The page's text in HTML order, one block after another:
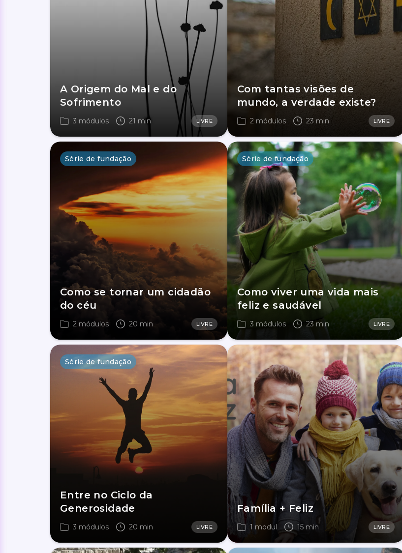
A Origem do Mal e do
Sofrimento
3 módulos 21 min LIVRE
Com tantas visões de
mundo, a verdade existe?
2 módulos 23 min LIVRE
Série de fundação
Como se tornar um cidadão
do céu
2 módulos 20 min LIVRE
Série de fundação
Como viver uma vida mais
feliz e saudável
3 módulos 23 min LIVRE
Série de fundação
Entre no Ciclo da
Generosidade
3 módulos 20 min LIVRE
Família + Feliz
1 modul 15 min LIVRE